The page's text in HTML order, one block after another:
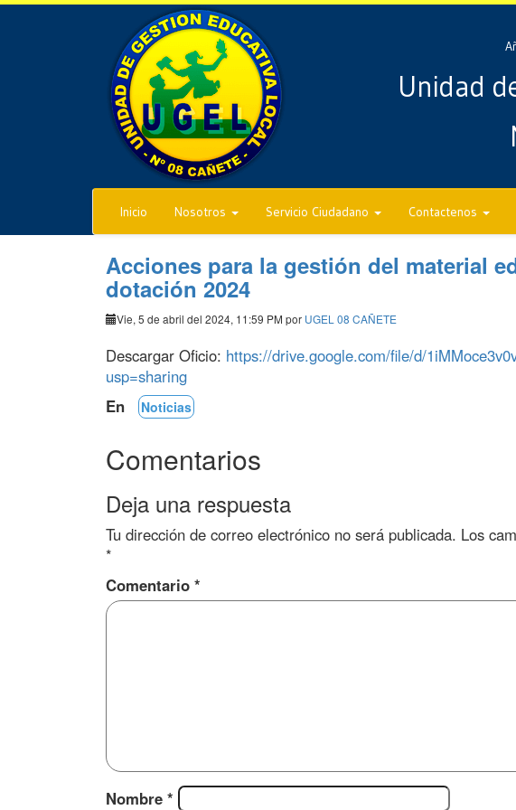
Unidad
Inicio Nosotros Servicio Ciudadano Contactenos
Acciones para la gestión del material
dotación 2024
Vie, 5 de abril del 2024, 11:59 PM por UGEL 08 CAÑETE
Descargar Oficio: https://drive.google.com/file/d/
usp=sharing
En
Noticias
Comentarios
Deja una respuesta
Tu dirección de correo electrónico no será publicada. Los
*
Comentario *
Nombre *